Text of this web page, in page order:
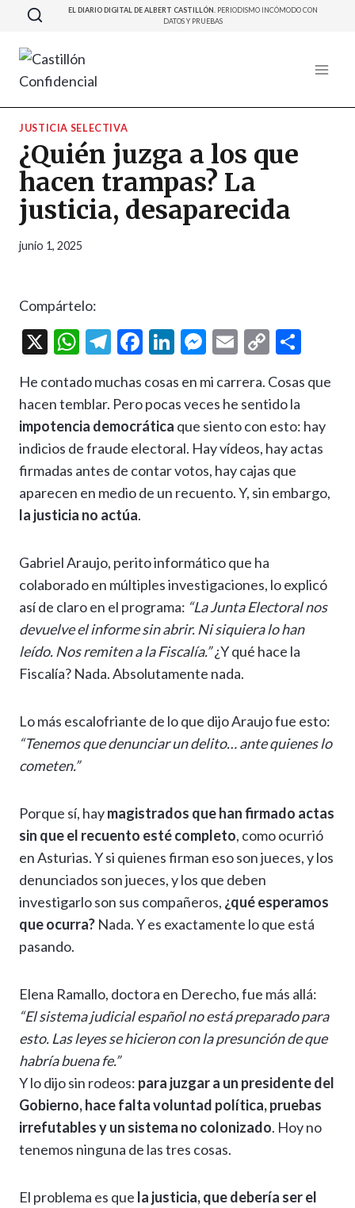
Saltar
contenido
EL DIARIO DIGITAL DE ALBERT CASTILLÓN. PERIODISMO INCÓMODO CON
DATOS Y PRUEBAS
JUSTICIA SELECTIVA
¿Quién juzga a los que
hacen trampas? La
justicia, desaparecida
junio 1, 2025
Compártelo:
X
W
at
s
A
p
p
T
e
gr
a
m
F
e
b
o
o
k
Li
ke
dI
n
M
se
n
g
er
E
ai
l
C
p
y
Li
n
k
m
p
ar
r
He contado muchas cosas en mi carrera. Cosas que
hacen temblar. Pero pocas veces he sentido la
impotencia democrática que siento con esto: hay
indicios de fraude electoral. Hay vídeos, hay actas
firmadas antes de contar votos, hay cajas que
aparecen en medio de un recuento. Y, sin embargo,
la justicia no actúa.
Gabriel Araujo, perito informático que ha
colaborado en múltiples investigaciones, lo explicó
así de claro en el programa: “La Junta Electoral nos
devuelve el informe sin abrir. Ni siquiera lo han
leído. Nos remiten a la Fiscalía.”¿Y qué hace la
Fiscalía? Nada. Absolutamente nada.
Lo más escalofriante de lo que dijo Araujo fue esto:
“Tenemos que denunciar un delito… ante quienes lo
cometen.”
Porque sí, haymagistrados que han firmado actas
sin que el recuento esté completo, como ocurrió
en Asturias. Y si quienes firman eso son jueces, y los
denunciados son jueces, y los que deben
investigarlo son sus compañeros, ¿qué esperamos
que ocurra? Nada. Y es exactamente lo que está
pasando.
Elena Ramallo, doctora en Derecho, fue más allá:
“El sistema judicial español no está preparado para
esto. Las leyes se hicieron con la presunción de que
habría buena fe.”
Y lo dijo sin rodeos: para juzgar a un presidente del
Gobierno, hace falta voluntad política, pruebas
irrefutables y un sistema no colonizado. Hoy no
tenemos ninguna de las tres cosas.
El problema es que la justicia, que debería ser el